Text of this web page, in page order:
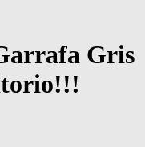
Gris